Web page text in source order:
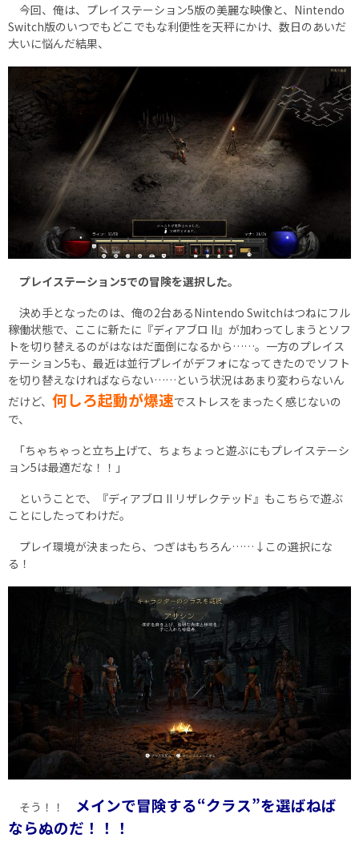
今回、俺は、プレイステーション5版の美麗な映像と、Nintendo
Switch版のいつでもどこでもな利便性を天秤にかけ、数日のあいだ
大いに悩んだ結果、
プレイステーション5での冒険を選択した。
決め手となったのは、俺の2台あるNintendo Switchはつねにフル
稼働状態で、ここに新たに『ディアブロ II』が加わってしまうとソフ
トを切り替えるのがはなはだ面倒になるから……。一方のプレイス
テーション5も、最近は並行プレイがデフォになってきたのでソフト
を切り替えなければならない……という状況はあまり変わらないん
だけど、 何しろ起動が爆速でストレスをまったく感じないの
で、
｢ちゃちゃっと立ち上げて、ちょちょっと遊ぶにもプレイステーシ
ョン5は最適だな！！｣
ということで、『ディアブロ II リザレクテッド』もこちらで遊ぶ
ことにしたってわけだ。
プレイ環境が決まったら、つぎはもちろん……↓この選択にな
る！
そう！！ メインで冒険する“クラス”を選ばねば
ならぬのだ！！！